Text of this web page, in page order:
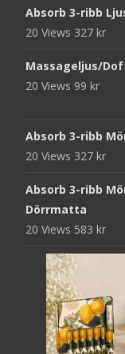
Absorb 3-ribb
20 Views 327 kr
Massageljus/
20 Views 99 kr
Absorb 3-ribb
20 Views 327 kr
Absorb 3-ribb
Dörrmatta
20 Views 583 kr